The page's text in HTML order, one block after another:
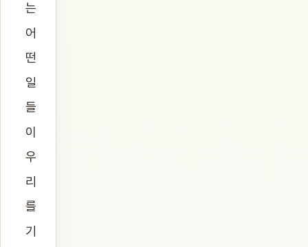
는
어
떤
일
들
이
우
리
를
기